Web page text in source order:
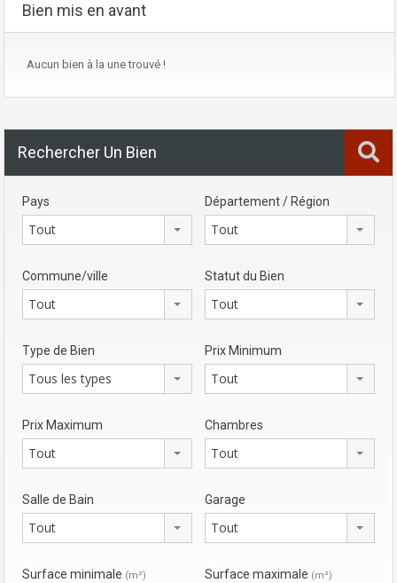
Bien mis en avant
Aucun bien à la une trouvé !
Rechercher Un Bien
Pays
Tout
Département / Région
Tout
Commune/ville
Tout
Statut du Bien
Tout
Type de Bien
Tous les types
Prix Minimum
Tout
Prix Maximum
Tout
Chambres
Tout
Salle de Bain
Tout
Garage
Tout
Surface minimale (m²) Surface maximale (m²)